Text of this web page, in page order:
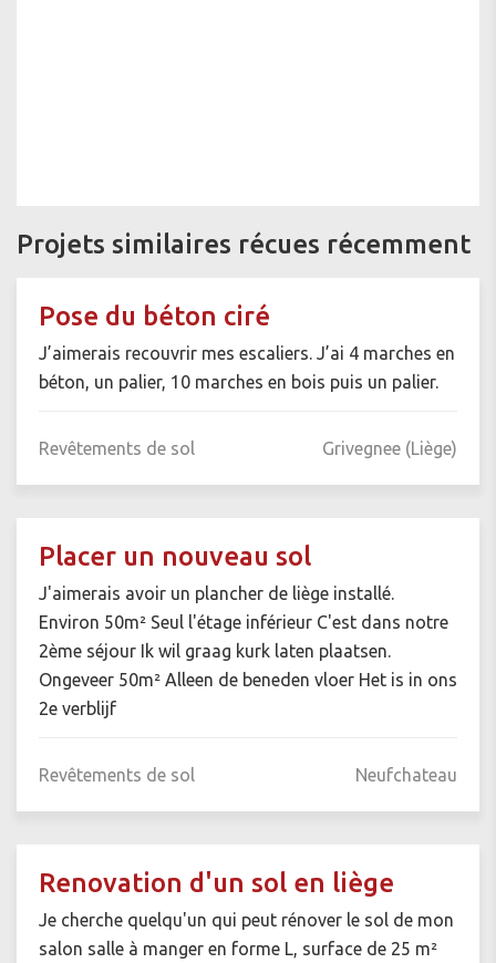
Projets similaires récues récemment
Pose du béton ciré
J’aimerais recouvrir mes escaliers. J’ai 4 marches en
béton, un palier, 10 marches en bois puis un palier.
Revêtements de sol Grivegnee (Liège)
Placer un nouveau sol
J'aimerais avoir un plancher de liège installé.
Environ 50m² Seul l'étage inférieur C'est dans notre
2ème séjour Ik wil graag kurk laten plaatsen.
Ongeveer 50m² Alleen de beneden vloer Het is in ons
2e verblijf
Revêtements de sol Neufchateau
Renovation d'un sol en liège
Je cherche quelqu'un qui peut rénover le sol de mon
salon salle à manger en forme L, surface de 25 m²